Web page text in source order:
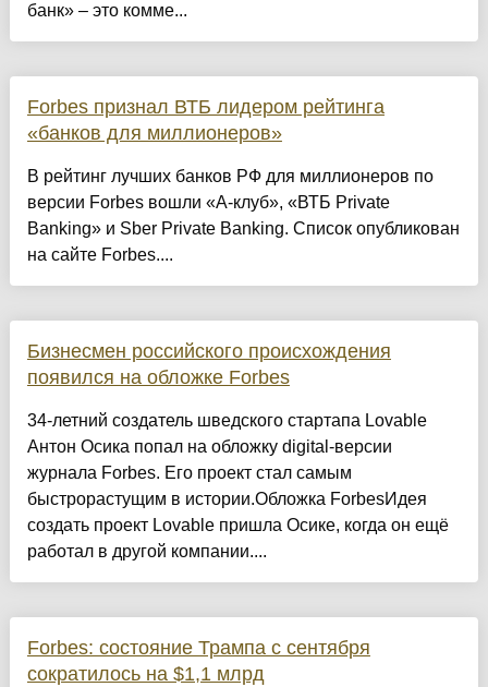
банк» – это комме...
Forbes признал ВТБ лидером рейтинга
«банков для миллионеров»
В рейтинг лучших банков РФ для миллионеров по
версии Forbes вошли «А-клуб», «ВТБ Private
Banking» и Sber Private Banking. Список опубликован
на сайте Forbes....
Бизнесмен российского происхождения
появился на обложке Forbes
34-летний создатель шведского стартапа Lovable
Антон Осика попал на обложку digital-версии
журнала Forbes. Его проект стал самым
быстрорастущим в истории.Обложка ForbesИдея
создать проект Lovable пришла Осике, когда он ещё
работал в другой компании....
Forbes: состояние Трампа с сентября
сократилось на $1,1 млрд